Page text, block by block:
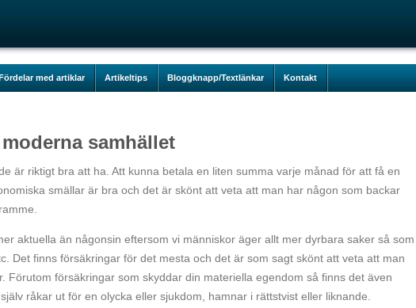
med artiklar Artikeltips Bloggknapp/Textlänkar Kontakt
samhället
är riktigt bra att ha. Att kunna betala en liten summa varje månad för att få en
smällar är bra och det är skönt att veta att man har någon som backar
aktuella än någonsin eftersom vi människor äger allt mer dyrbara saker så som
Det finns försäkringar för det mesta och det är som sagt skönt att veta att man
Förutom försäkringar som skyddar din materiella egendom så finns det även
råkar ut för en olycka eller sjukdom, hamnar i rättstvist eller liknande.